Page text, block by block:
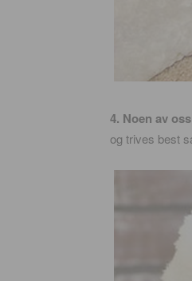
4. Noen av
og trives best